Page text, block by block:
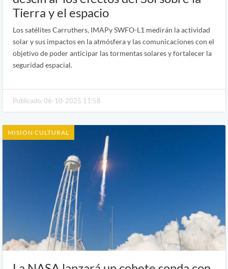
Tierra y el espacio
Los satélites Carruthers, IMAPy SWFO-L1 medirán la actividad
solar y sus impactos en la atmósfera y las comunicaciones con el
objetivo de poder anticipar las tormentas solares y fortalecer la
seguridad espacial.
Publicado: 06-10-2025 11:58
MISION CULTURAL